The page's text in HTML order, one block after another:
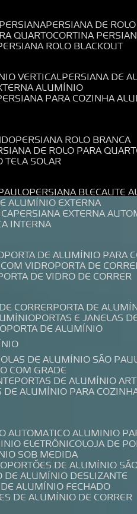
PERSIANA DE
QUARTO CORTINA
PERSIANA ROLO BLACKOUT
VERTICAL PERSIANA DE
ALUMÍNIO
PARA COZINHA
PERSIANA ROLO BRANCA
DE ROLO PARA
TELA SOLAR
PERSIANA BLECAUTE
ALUMÍNIO EXTERNA
PERSIANA EXTERNA
INTERNA
PORTA DE ALUMÍNIO PARA
VIDRO PORTA DE
PORTA DE VIDRO DE CORRER
CORRER PORTA DE
PORTAS E JANELAS
PORTA DE ALUMÍNIO
DE ALUMÍNIO SÃO
COM GRADE
PORTAS DE ALUMÍNIO
DE ALUMÍNIO PARA
AUTOMATICO ALUMINIO
ELETRÔNICO LOJA DE
SOB MEDIDA
PORTÕES DE ALUMÍNIO
DE ALUMÍNIO DESLIZANTE
DE ALUMÍNIO FECHADO
DE ALUMÍNIO DE CORRER